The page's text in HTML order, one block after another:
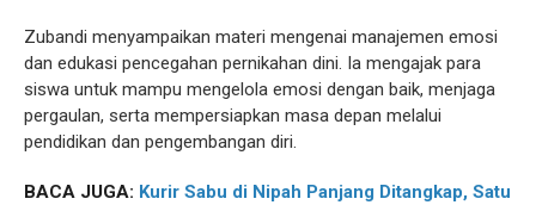
Zubandi menyampaikan materi mengenai manajemen emosi
dan edukasi pencegahan pernikahan dini. Ia mengajak para
siswa untuk mampu mengelola emosi dengan baik, menjaga
pergaulan, serta mempersiapkan masa depan melalui
pendidikan dan pengembangan diri.
BACA JUGA: Kurir Sabu di Nipah Panjang Ditangkap, Satu